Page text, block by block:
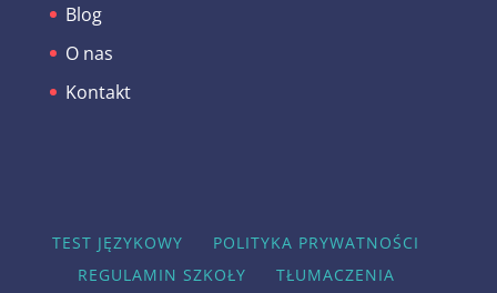
Blog
O nas
Kontakt
TEST JĘZYKOWY
POLITYKA PRYWATNOŚCI
REGULAMIN SZKOŁY
TŁUMACZENIA